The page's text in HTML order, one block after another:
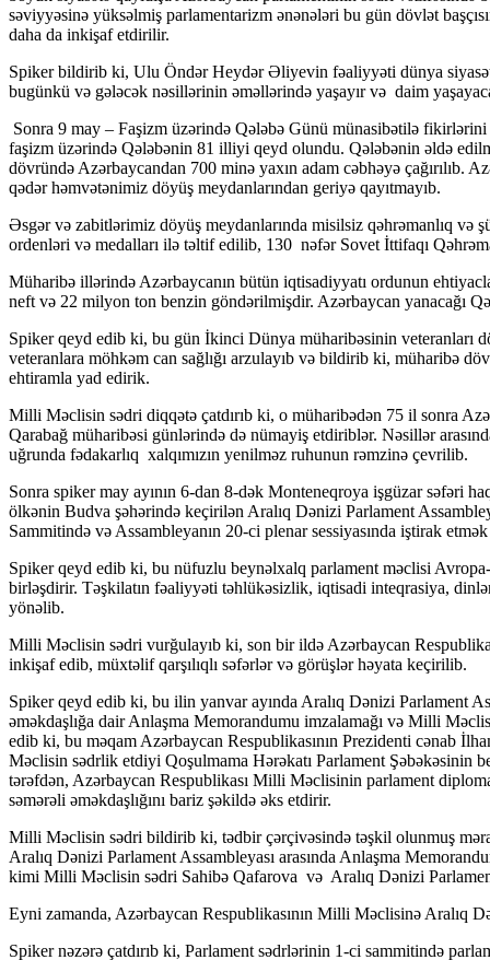
səviyyəsinə yüksəlmiş parlamentarizm ənənələri bu gün dövlət
daha da inkişaf etdirilir.
Spiker bildirib ki, Ulu Öndər Heydər Əliyevin fəaliyyəti dünya
bugünkü və gələcək nəsillərinin əməllərində yaşayır və daim
Sonra 9 may – Faşizm üzərində Qələbə Günü münasibətilə
faşizm üzərində Qələbənin 81 illiyi qeyd olundu. Qələbənin əldə
dövründə Azərbaycandan 700 minə yaxın adam cəbhəyə çağırılıb.
qədər həmvətənimiz döyüş meydanlarından geriyə qayıtmayıb.
Əsgər və zabitlərimiz döyüş meydanlarında misilsiz qəhrəmanlıq və
ordenləri və medalları ilə təltif edilib, 130 nəfər Sovet İttifaqı
Müharibə illərində Azərbaycanın bütün iqtisadiyyatı ordunun
neft və 22 milyon ton benzin göndərilmişdir. Azərbaycan yanacağı
Spiker qeyd edib ki, bu gün İkinci Dünya müharibəsinin veteranları
veteranlara möhkəm can sağlığı arzulayıb və bildirib ki, müharibə
ehtiramla yad edirik.
Milli Məclisin sədri diqqətə çatdırıb ki, o müharibədən 75 il sonra
Qarabağ müharibəsi günlərində də nümayiş etdiriblər. Nəsillər
uğrunda fədakarlıq xalqımızın yenilməz ruhunun rəmzinə çevrilib.
Sonra spiker may ayının 6-dan 8-dək Monteneqroya işgüzar səfəri
ölkənin Budva şəhərində keçirilən Aralıq Dənizi Parlament
Sammitində və Assambleyanın 20-ci plenar sessiyasında iştirak
Spiker qeyd edib ki, bu nüfuzlu beynəlxalq parlament məclisi
birləşdirir. Təşkilatın fəaliyyəti təhlükəsizlik, iqtisadi inteqrasiya,
yönəlib.
Milli Məclisin sədri vurğulayıb ki, son bir ildə Azərbaycan
inkişaf edib, müxtəlif qarşılıqlı səfərlər və görüşlər həyata keçirilib.
Spiker qeyd edib ki, bu ilin yanvar ayında Aralıq Dənizi Parlament
əməkdaşlığa dair Anlaşma Memorandumu imzalamağı və Milli
edib ki, bu məqam Azərbaycan Respublikasının Prezidenti cənab
Məclisin sədrlik etdiyi Qoşulmama Hərəkatı Parlament Şəbəkəsinin
tərəfdən, Azərbaycan Respublikası Milli Məclisinin parlament
səmərəli əməkdaşlığını bariz şəkildə əks etdirir.
Milli Məclisin sədri bildirib ki, tədbir çərçivəsində təşkil olunmuş
Aralıq Dənizi Parlament Assambleyası arasında Anlaşma
kimi Milli Məclisin sədri Sahibə Qafarova və Aralıq Dənizi
Eyni zamanda, Azərbaycan Respublikasının Milli Məclisinə Aralıq
Spiker nəzərə çatdırıb ki, Parlament sədrlərinin 1-ci sammitində